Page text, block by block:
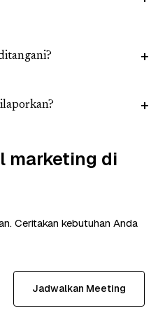
marketing di
Ceritakan kebutuhan Anda
Jadwalkan Meeting